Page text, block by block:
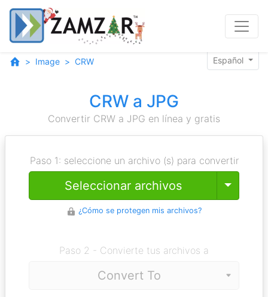
Image CRW Español
CRW a JPG
Convertir CRW a JPG en línea y gratis
Paso 1: seleccione un archivo (s) para convertir
Seleccionar archivos Toggle
¿Cómo se protegen mis archivos?
Paso 2 - Convierte tus archivos a